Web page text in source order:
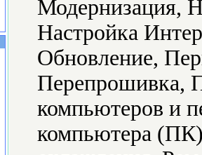
Модернизация,
Настройка
Обновление,
Перепрошивка,
компьютеров и
компьютера